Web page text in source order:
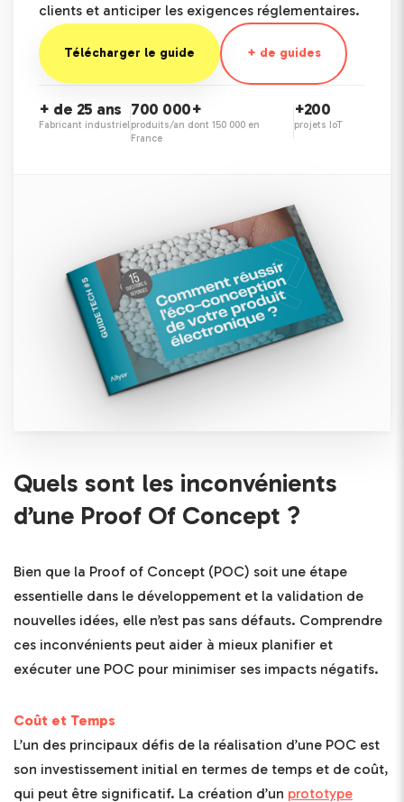
clients et anticiper les exigences réglementaires.
Télécharger le guide + de guides
+ de 25 ans
Fabricant industriel
700 000+
produits/an dont 150 000 en
France
+200
projets IoT
Quels sont les inconvénients
d’une Proof Of Concept ?
Bien que la Proof of Concept (POC) soit une étape
essentielle dans le développement et la validation de
nouvelles idées, elle n’est pas sans défauts. Comprendre
ces inconvénients peut aider à mieux planifier et
exécuter une POC pour minimiser ses impacts négatifs.
Coût et Temps
L’un des principaux défis de la réalisation d’une POC est
son investissement initial en termes de temps et de coût,
qui peut être significatif. La création d’un prototype